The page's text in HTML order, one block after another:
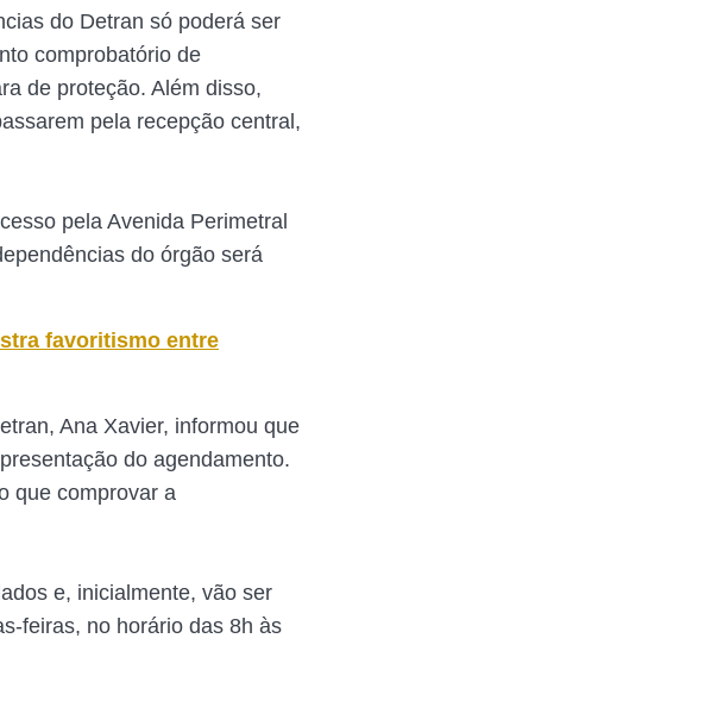
do Detran só poderá ser
comprobatório de
de proteção. Além disso,
pela recepção central,
pela Avenida Perimetral
do órgão será
favoritismo entre
Ana Xavier, informou que
do agendamento.
que comprovar a
e, inicialmente, vão ser
feiras, no horário das 8h às